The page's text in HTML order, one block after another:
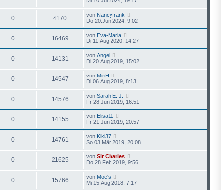
0 4170 von Nancyfrank
Do 20.Jun 2024, 9:02
0 16469 von Eva-Maria
Di 11.Aug 2020, 14:27
0 14131 von Angel
Di 20.Aug 2019, 15:02
0 14547 von MiriH
Di 06.Aug 2019, 8:13
0 14576 von Sarah E. J.
Fr 28.Jun 2019, 16:51
0 14155 von Elisa11
Fr 21.Jun 2019, 20:57
0 14761 von Kiki37
So 03.Mär 2019, 20:08
0 21625 von Sir Charles
Do 28.Feb 2019, 9:56
0 15766 von Moe's
Mi 15.Aug 2018, 7:17